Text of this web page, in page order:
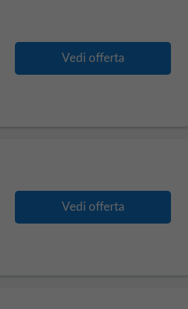
Vedi offerta
Vedi offerta